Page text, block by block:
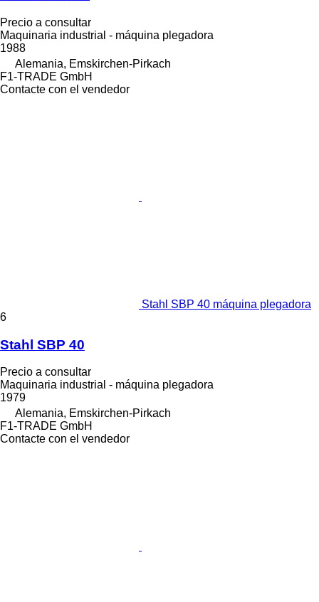
Precio a consultar
Maquinaria industrial - máquina plegadora
1988
Alemania, Emskirchen-Pirkach
F1-TRADE GmbH
Contacte con el vendedor
Stahl SBP 40 máquina plegadora
6
Stahl SBP 40
Precio a consultar
Maquinaria industrial - máquina plegadora
1979
Alemania, Emskirchen-Pirkach
F1-TRADE GmbH
Contacte con el vendedor